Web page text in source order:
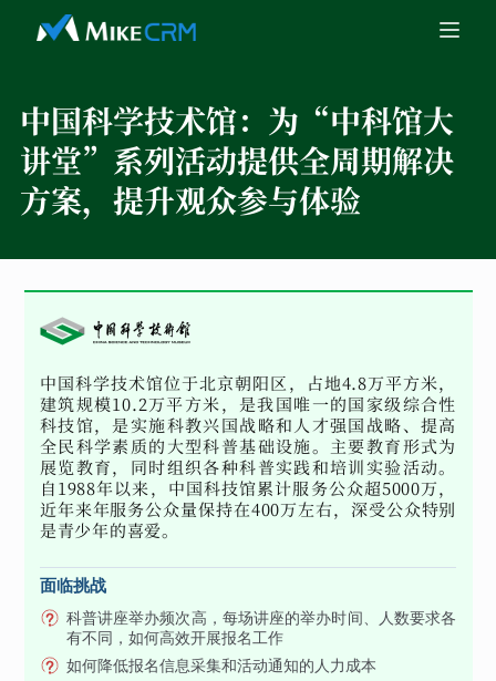
中国科学技术馆： 为“中科馆大
讲堂”系列活动提供全周期解决
方案，提升观众参与体验
中国科学技术馆位于北京朝阳区，占地4.8万平方米，
建筑规模10.2万平方米，是我国唯一的国家级综合性
科技馆，是实施科教兴国战略和人才强国战略、提高
全民科学素质的大型科普基础设施。主要教育形式为
展览教育，同时组织各种科普实践和培训实验活动。
自1988年以来，中国科技馆累计服务公众超5000万，
近年来年服务公众量保持在400万左右，深受公众特别
是青少年的喜爱。
面临挑战
科普讲座举办频次高，每场讲座的举办时间、人数要求各
有不同，如何高效开展报名工作
如何降低报名信息采集和活动通知的人力成本